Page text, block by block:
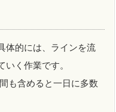
体的には、ラインを流
く作業です。
も含めると一日に多数